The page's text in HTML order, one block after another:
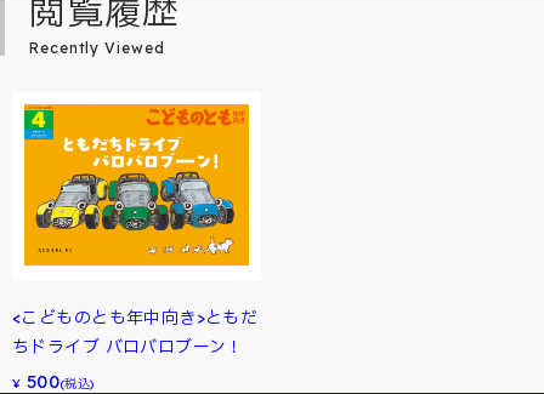
閲覧履歴
Recently Viewed
<こどものとも年中向き>ともだ
ちドライブ バロバロブーン！
¥ 500(税込)